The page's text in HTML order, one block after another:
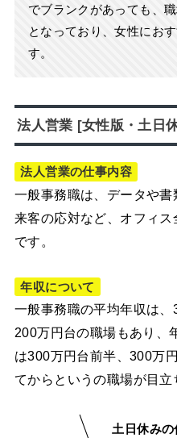
でブランクがあっても、
となっており、女性にお
す。
法人営業 [女性版・土日
法人営業の仕事内容
一般事務職は、データや書
来客の応対など、オフィ
です。
年収について
一般事務職の平均年収は
200万円台の職場もあり、
は300万円台前半、300万
てからというの職場が目立
土日休み